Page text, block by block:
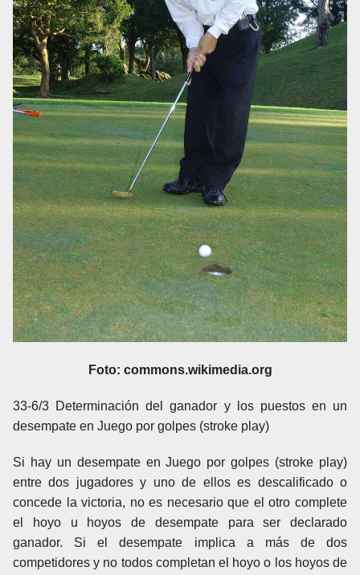
Foto: commons.wikimedia.org
33-6/3 Determinación del ganador y los puestos en un
desempate en Juego por golpes (stroke play)
Si hay un desempate en Juego por golpes (stroke play)
entre dos jugadores y uno de ellos es descalificado o
concede la victoria, no es necesario que el otro complete
el hoyo u hoyos de desempate para ser declarado
ganador. Si el desempate implica a más de dos
competidores y no todos completan el hoyo o los hoyos de